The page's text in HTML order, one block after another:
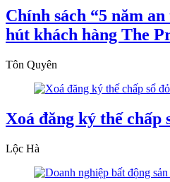
Chính sách “5 năm
hút khách hàng The
Tôn Quyên
Xoá đăng ký thế chấp
Lộc Hà